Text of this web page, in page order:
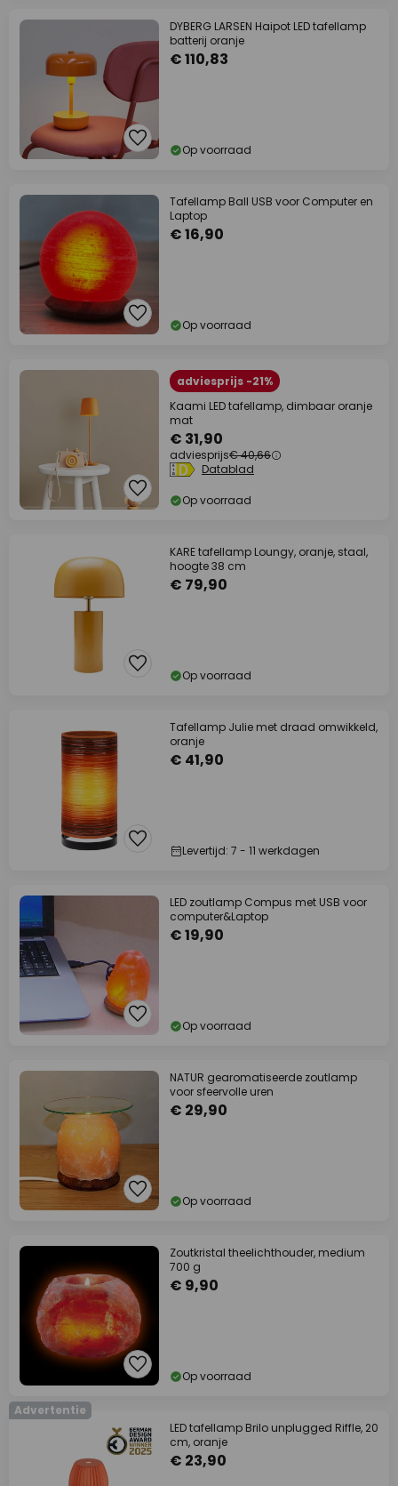
DYBERG LARSEN Haipot LED tafellamp
batterij oranje
€ 110,83
Op voorraad
Tafellamp Ball USB voor Computer en
Laptop
€ 16,90
Op voorraad
adviesprijs -21%
Kaami LED tafellamp, dimbaar oranje
mat
€ 31,90
adviesprijs€ 40,66
Datablad
Op voorraad
KARE tafellamp Loungy, oranje, staal,
hoogte 38 cm
€ 79,90
Op voorraad
Tafellamp Julie met draad omwikkeld,
oranje
€ 41,90
Levertijd: 7 - 11 werkdagen
LED zoutlamp Compus met USB voor
computer&Laptop
€ 19,90
Op voorraad
NATUR gearomatiseerde zoutlamp
voor sfeervolle uren
€ 29,90
Op voorraad
Zoutkristal theelichthouder, medium
700 g
€ 9,90
Op voorraad
Advertentie
LED tafellamp Brilo unplugged Riffle, 20
cm, oranje
€ 23,90